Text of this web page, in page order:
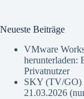
Neueste Beiträge
VMware
herunterladen:
Privatnutzer
SKY (TV/GO)
21.03.2026